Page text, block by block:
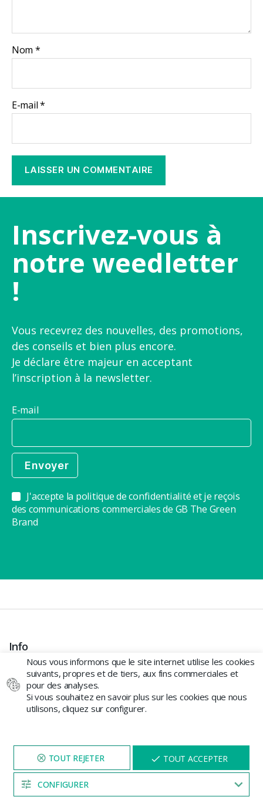
Nom *
E-mail*
Inscrivez-vous à
notre weedletter
!
Vous recevrez des nouvelles, des promotions,
des conseils et bien plus encore.
Je déclare être majeur en acceptant
l’inscription à la newsletter.
E-mail
J'accepte la politique de confidentialité et je reçois
des communications commerciales de GB The Green
Brand
Info
MON COMPTE
CONTACT
SUIVRE MA COMMANDE
MAGASIN
TRAVAILLEZ AVEC NOUS
BLOG
PLAN DU SITE
Nous vous informons que le site internet utilise les cookies
suivants, propres et de tiers, aux fins commerciales et
pour des analyses.
Si vous souhaitez en savoir plus sur les cookies que nous
utilisons, cliquez sur configurer.
CONFIGURER
TOUT ACCEPTER
NAVIGUEZ SUR NOTRE SITE
PENDANT 5 MINUTES ET UNE
REMISEVOUS SERA PROPOSÉE
04:53